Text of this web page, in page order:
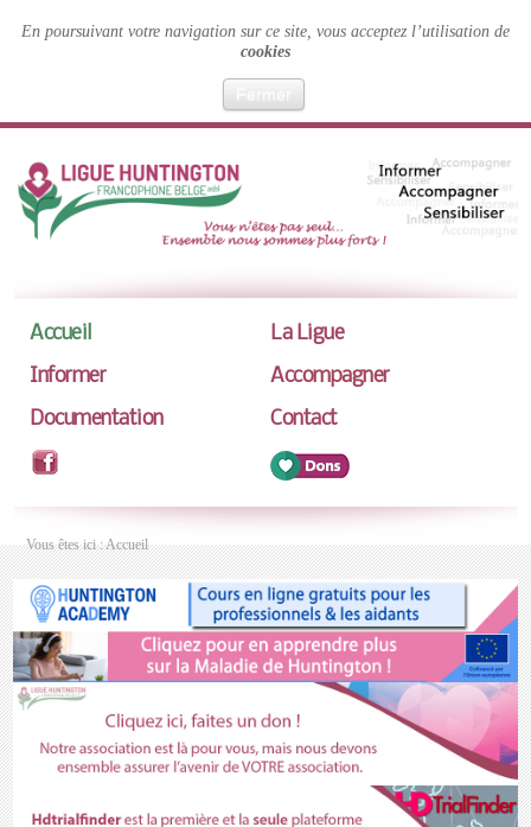
En poursuivant votre navigation sur ce site, vous acceptez l’utilisation de
cookies
Fermer
Accueil
La Ligue
Informer
Accompagner
Documentation
Contact
Vous êtes ici :Accueil